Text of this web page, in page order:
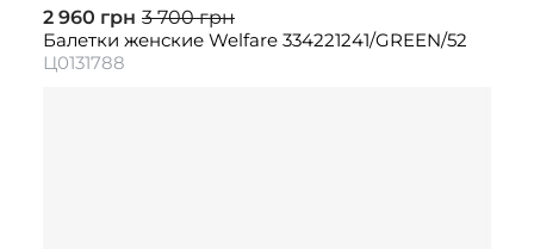
2 960 грн 3 700 грн
Балетки женские Welfare 334221241/GREEN/52
Ц0131788